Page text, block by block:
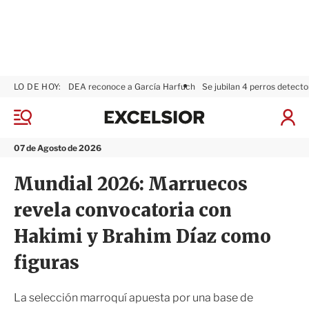
M
n
07 de Agosto de 2026
LO DE HOY: DEA reconoce a García Harfuch Se jubilan 4 perros
I
x
i
r
Mundial 2026: Marruecos
revela convocatoria con
Hakimi y Brahim Díaz como
figuras
La selección marroquí apuesta por una base de